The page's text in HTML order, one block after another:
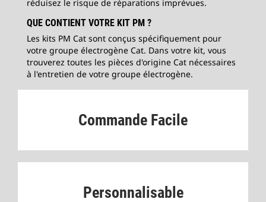
réduisez le risque de réparations imprévues.
QUE CONTIENT VOTRE KIT PM ?
Les kits PM Cat sont conçus spécifiquement pour
votre groupe électrogène Cat. Dans votre kit, vous
trouverez toutes les pièces d'origine Cat nécessaires
à l'entretien de votre groupe électrogène.
Commande Facile
Personnalisable